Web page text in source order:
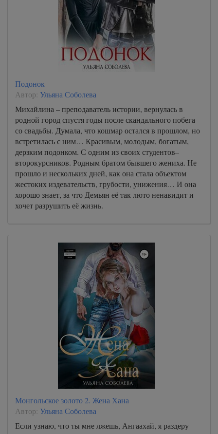
Подонок
Автор: Ульяна Соболева
Михайлина – преподаватель истории, вернулась в
родной город спустя годы после скандального побега
со свадьбы. Думала, что кошмар остался в прошлом, но
встретилась с ним… Красивым, молодым, богатым,
дерзким подонком. С одним из своих студентов–
второкурсников. Родным братом бывшего жениха. Не
прошло и нескольких дней, как она стала объектом
жестоких издевательств, грубости, унижения… И она
хорошо знает, за что Демьян её так люто ненавидит и
хочет разрушить её жизнь.
Монгольское золото 2. Жена Хана
Автор: Ульяна Соболева
Если узнаю, что ты мне лжешь, Ангаахай, я раздеру